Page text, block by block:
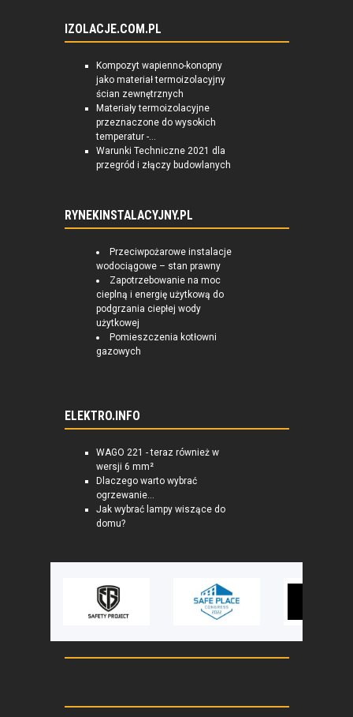
IZOLACJE.COM.PL
Kompozyt wapienno-konopny
jako materiał termoizolacyjny
ścian zewnętrznych
Materiały termoizolacyjne
przeznaczone do wysokich
temperatur -...
Warunki Techniczne 2021 dla
przegród i złączy budowlanych
RYNEKINSTALACYJNY.PL
Przeciwpożarowe instalacje
wodociągowe – stan prawny
Zapotrzebowanie na moc
cieplną i energię użytkową do
podgrzania ciepłej wody
użytkowej
Pomieszczenia kotłowni
gazowych
ELEKTRO.INFO
WAGO 221 - teraz również w
wersji 6 mm²
Dlaczego warto wybrać
ogrzewanie...
Jak wybrać lampy wiszące do
domu?